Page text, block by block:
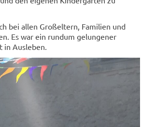
bei allen Großeltern, Familien und
Es war ein rundum gelungener
in Ausleben.